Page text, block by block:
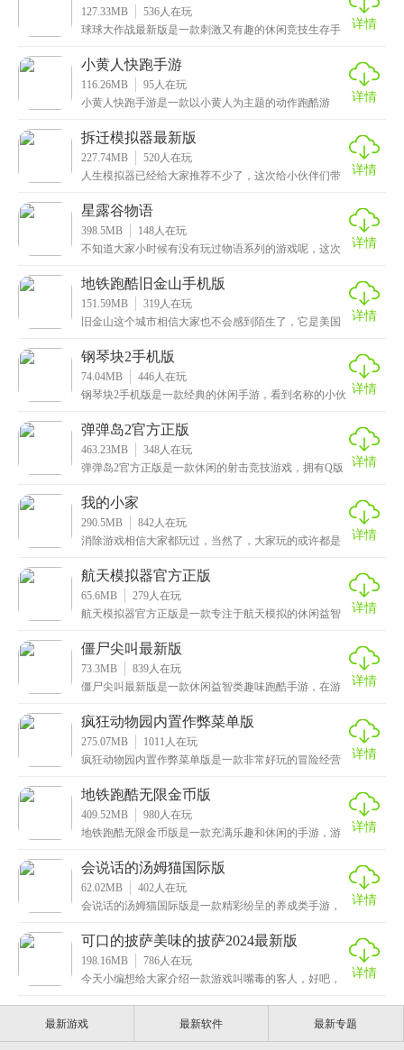
127.33MB 536 人在玩
球球大作战最新版是一款刺激又有趣的休闲竞技生存手
球的
详情
小黄人快跑手游
116.26MB 95 人在玩
小黄人快跑手游是一款以小黄人为主题的动作跑酷游
爱，搭配
详情
拆迁模拟器最新版
227.74MB 520 人在玩
人生模拟器已经给大家推荐不少了，这次给小伙伴们带
手游
详情
星露谷物语
398.5MB 148 人在玩
不知道大家小时候有没有玩过物语系列的游戏呢，这次
详情
地铁跑酷旧金山手机版
151.59MB 319 人在玩
旧金山这个城市相信大家也不会感到陌生了，它是美国
传，
详情
钢琴块2手机版
74.04MB 446 人在玩
钢琴块2手机版是一款经典的休闲手游，看到名称的小伙
候
详情
弹弹岛2官方正版
463.23MB 348 人在玩
弹弹岛2官方正版是一款休闲的射击竞技游戏，拥有Q版
样
详情
我的小家
290.5MB 842 人在玩
消除游戏相信大家都玩过，当然了，大家玩的或许都是
编这
详情
航天模拟器官方正版
65.6MB 279 人在玩
航天模拟器官方正版是一款专注于航天模拟的休闲益智
装火
详情
僵尸尖叫最新版
73.3MB 839 人在玩
僵尸尖叫最新版是一款休闲益智类趣味跑酷手游，在游
食行
详情
疯狂动物园内置作弊菜单版
275.07MB 1011 人在玩
疯狂动物园内置作弊菜单版是一款非常好玩的冒险经营
动物
详情
地铁跑酷无限金币版
409.52MB 980 人在玩
地铁跑酷无限金币版是一款充满乐趣和休闲的手游，游
迹，玩
详情
会说话的汤姆猫国际版
62.02MB 402 人在玩
会说话的汤姆猫国际版是一款精彩纷呈的养成类手游，
中汤
详情
可口的披萨美味的披萨2024最新版
198.16MB 786 人在玩
今天小编想给大家介绍一款游戏叫嘴毒的客人，好吧，
详情
最新游戏 最新软件 最新专题